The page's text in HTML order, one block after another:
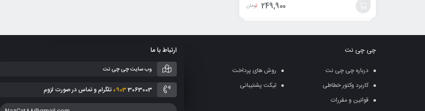
249,900 تومان
چی چی نت
درباره چی چی نت
روش های پرداخت
کاربرد وکتور خطاطی
تیکت پشتیبانی
قوانین و مقررات
ارتباط با ما
وب سایت چی چی نت
09033063003 تلگرام و تماس در صورت لزوم